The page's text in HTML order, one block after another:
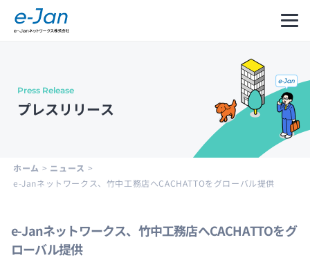
Company
Information
Message
from
メッ
セー
Leadership
Press Release
プレスリリース
ホーム > ニュース >
e-Janネットワークス、竹中工務店へCACHATTOをグローバル提供
e-Janネットワークス、竹中工務店へCACHATTOをグ
ローバル提供